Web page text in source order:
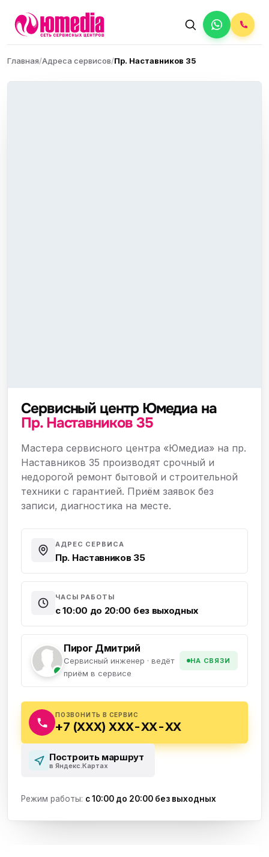
Главная/Адреса сервисов/Пр. Наставников 35
Сервисный центр Юмедиа на
Пр. Наставников 35
Мастера сервисного центра «Юмедиа» на пр.
Наставников 35 производят срочный и
недорогой ремонт бытовой и строительной
техники с гарантией. Приём заявок без
записи, диагностика на месте.
АДРЕС СЕРВИСА
Пр. Наставников 35
ЧАСЫ РАБОТЫ
с 10:00 до 20:00 без выходных
Пирог Дмитрий
Сервисный инженер · ведёт
приём в сервисе
НА СВЯЗИ
ПОЗВОНИТЬ В СЕРВИС
+7 (XXX) XXX-XX-XX
Построить маршрут
в Яндекс.Картах
Режим работы: с 10:00 до 20:00 без выходных